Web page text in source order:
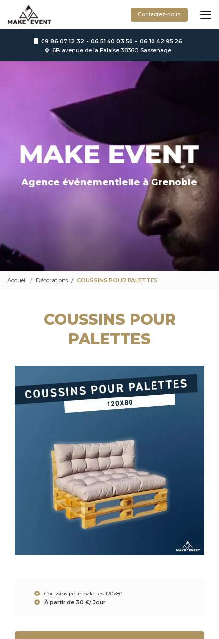
contenu
principal
09 86 07 12 32 - 06 51 40 03 50 - 06 10 42 95 26
6B avenue de la Falaise 38360 Sassenage
Contactez-nous
Agence événementielle à Grenoble
Accueil Décorations COUSSINS POUR PALETTES
COUSSINS POUR
PALETTES
Coussins pour palettes 120x80
À partir de 30 €/ Jour